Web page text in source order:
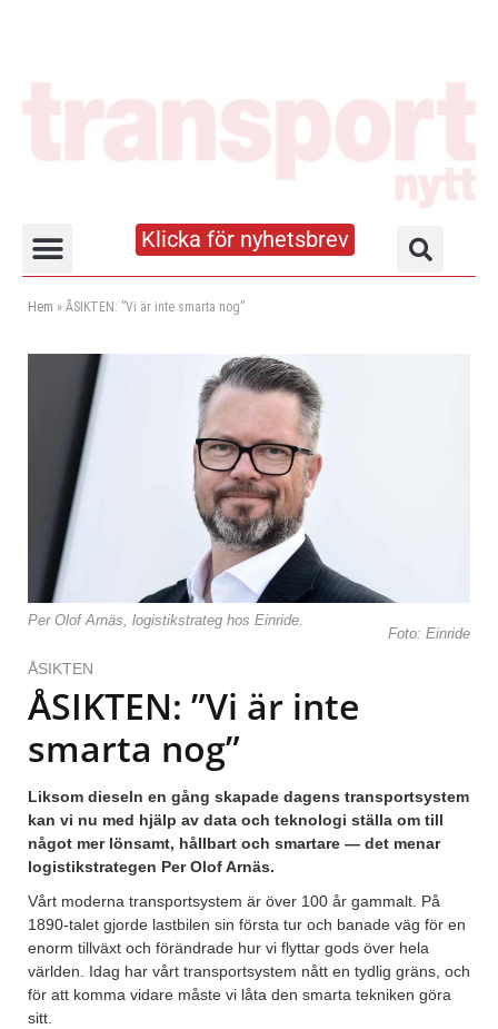
Klicka för nyhetsbrev
Hem » ÅSIKTEN: ”Vi är inte smarta nog”
Per Olof Arnäs, logistikstrateg hos Einride.
Foto: Einride
ÅSIKTEN
ÅSIKTEN: ”Vi är inte
smarta nog”
Liksom dieseln en gång skapade dagens transportsystem
kan vi nu med hjälp av data och teknologi ställa om till
något mer lönsamt, hållbart och smartare — det menar
logistikstrategen Per Olof Arnäs.
Vårt moderna transportsystem är över 100 år gammalt. På
1890-talet gjorde lastbilen sin första tur och banade väg för en
enorm tillväxt och förändrade hur vi flyttar gods över hela
världen. Idag har vårt transportsystem nått en tydlig gräns, och
för att komma vidare måste vi låta den smarta tekniken göra
sitt.